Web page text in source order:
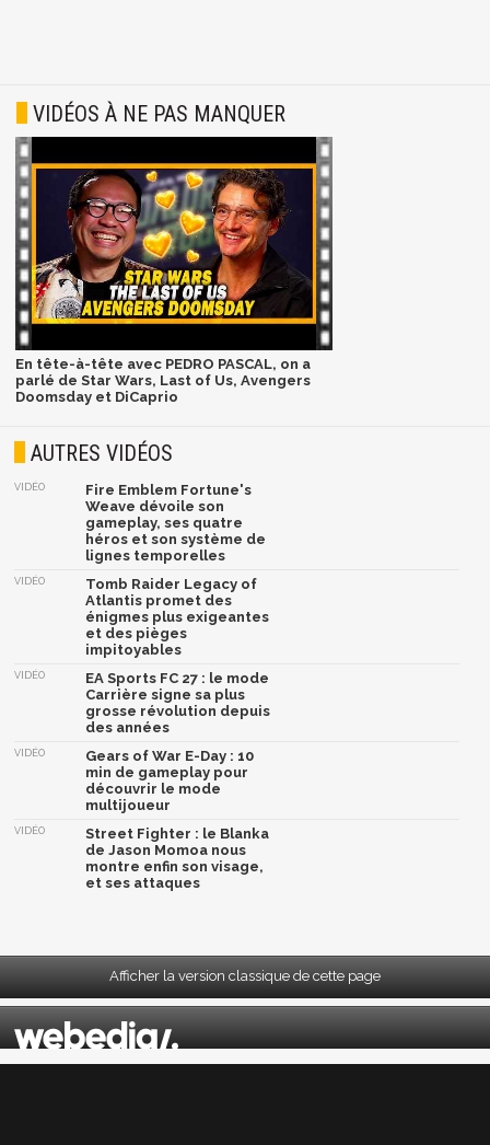
VIDÉOS À NE PAS MANQUER
En tête-à-tête avec PEDRO PASCAL, on a
parlé de Star Wars, Last of Us, Avengers
Doomsday et DiCaprio
AUTRES VIDÉOS
VIDÉO
Fire Emblem Fortune's
Weave dévoile son
gameplay, ses quatre
héros et son système de
lignes temporelles
VIDÉO
Tomb Raider Legacy of
Atlantis promet des
énigmes plus exigeantes
et des pièges
impitoyables
VIDÉO
EA Sports FC 27 : le mode
Carrière signe sa plus
grosse révolution depuis
des années
VIDÉO
Gears of War E-Day : 10
min de gameplay pour
découvrir le mode
multijoueur
VIDÉO
Street Fighter : le Blanka
de Jason Momoa nous
montre enfin son visage,
et ses attaques
Afficher la version classique de cette page